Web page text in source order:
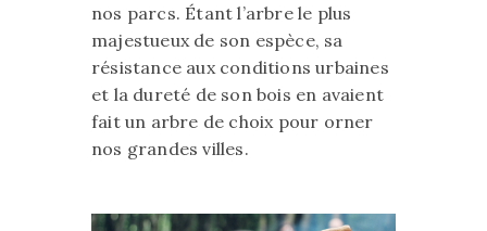
nos parcs. Étant l’arbre le plus
majestueux de son espèce, sa
résistance aux conditions urbaines
et la dureté de son bois en avaient
fait un arbre de choix pour orner
nos grandes villes.